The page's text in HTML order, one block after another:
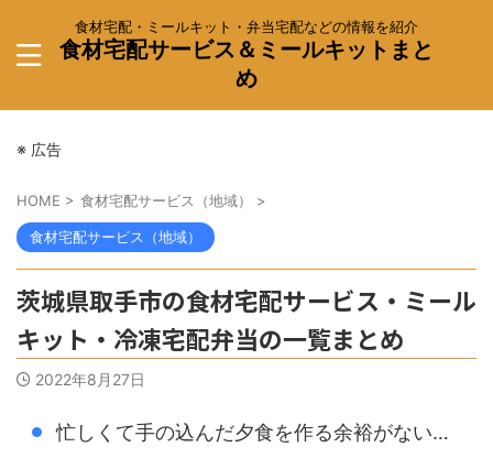
食材宅配・ミールキット・弁当宅配などの情報を紹介
食材宅配サービス＆ミールキットまと
め
※ 広告
HOME > 食材宅配サービス（地域） >
食材宅配サービス（地域）
茨城県取手市の食材宅配サービス・ミール
キット・冷凍宅配弁当の一覧まとめ
2022年8月27日
忙しくて手の込んだ夕食を作る余裕がない…